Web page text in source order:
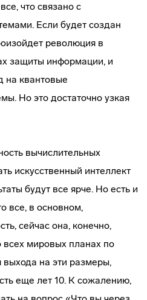
что связано с
Если будет создан
революция в
защиты информации, и
на квантовые
Но это достаточно узкая
вычислительных
искусственный интеллект
будут все ярче. Но есть и
все, в основном,
сейчас она, конечно,
всех мировых планах по
выхода на эти размеры,
еще лет 10. К сожалению,